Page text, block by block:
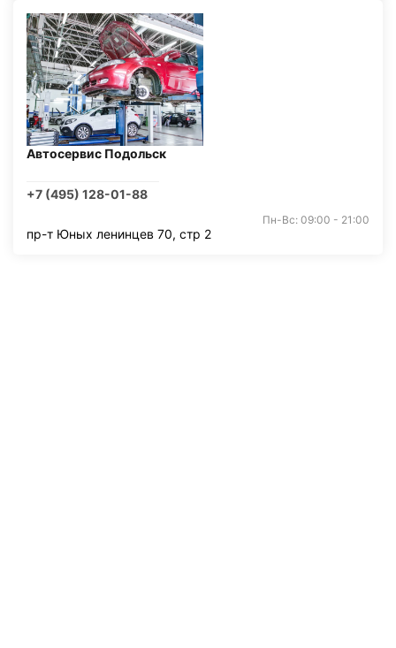
Автосервис Подольск
+7 (495) 128-01-88
Пн-Вс: 09:00 - 21:00
пр-т Юных ленинцев 70, стр 2